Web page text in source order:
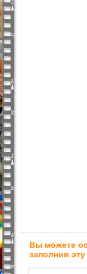
Вы можете
заполнив